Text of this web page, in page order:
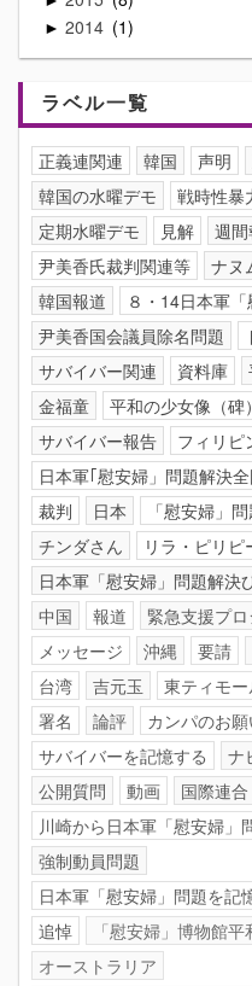
► 2014 1
ラベル一覧
正義連関連 韓国 声明
韓国の水曜デモ
戦時性暴
定期水曜デモ
見解 週
尹美香氏裁判関連等
ナヌ
韓国報道
８・14日本軍
尹美香国会議員除名問題
サバイバー関連
資料庫
金福童
平和の少女像（碑）
サバイバー報告
フィリピ
日本軍｢慰安婦」問題解決
裁判
日本
「慰安婦」
チンダさん
リラ・ピリピ
日本軍「慰安婦」問題解決
中国
報道
緊急支援プ
メッセージ
沖縄 要請
台湾
吉元玉 東ティモ
署名
論評 カンパのお願
サバイバーを記憶する
ナ
公開質問
動画
国際連合
川崎から日本軍「慰安婦」
強制動員問題
日本軍「慰安婦」問題を記
追悼
「慰安婦」博物館
オーストラリア